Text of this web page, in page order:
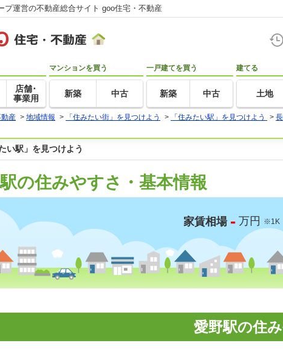
プ運営の不動産総合サイト goo住宅・不動産
店舗･
事業用
マンションを買う
新築 中古
一戸建てを買う
新築 中古
建てる
土地
産 > 地域情報 > 「住みたい街」を見つけよう > 「住みたい駅」を見つけよう >
い駅」を見つけよう
の住みやすさ・基本情報
家賃相場 -万円 ※1K
愛野駅の住